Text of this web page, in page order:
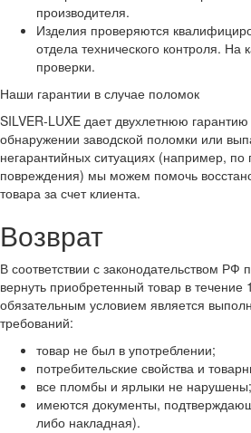
производителя.
Изделия проверяются
отдела технического контроля. На
проверки.
Наши гарантии в случае поломок
SILVER-LUXE дает двухлетнюю
обнаружении заводской поломки или
негарантийных ситуациях (например, по
повреждения) мы можем помочь
товара за счет клиента.
Возврат
В соответствии с законодательством РФ
вернуть приобретенный товар в течение
обязательным условием является
требований:
товар не был в употреблении;
потребительские свойства и
все пломбы и ярлыки не нарушены;
имеются документы,
либо накладная).